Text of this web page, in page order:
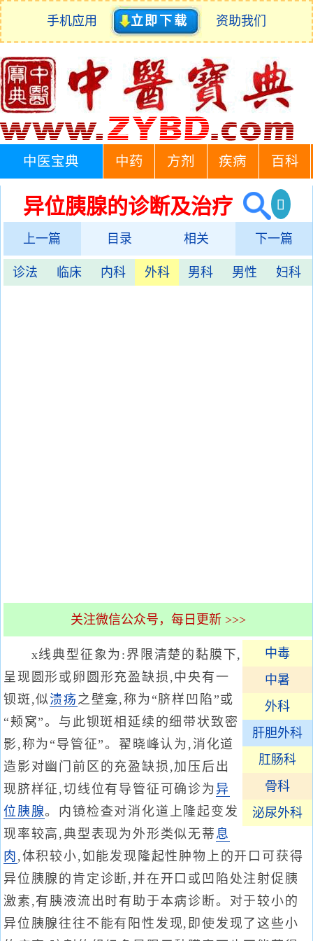
手机应用 立即下载 资助我们
中医宝典 中药 方剂 疾病 百科
异位胰腺的诊断及治疗
上一篇 目录 相关 下一篇
诊法 临床 内科 外科 男科 男性 妇科
关注微信公众号，每日更新 >>>
中毒
中暑
外科
肝胆外科
肛肠科
骨科
泌尿外科
x线典型征象为:界限清楚的黏膜下,
呈现圆形或卵圆形充盈缺损,中央有一
钡斑,似溃疡之壁龛,称为“脐样凹陷”或
“颊窝”。与此钡斑相延续的细带状致密
影,称为“导管征”。翟晓峰认为,消化道
造影对幽门前区的充盈缺损,加压后出
现脐样征,切线位有导管征可确诊为 异
位胰腺。内镜检查对消化道上隆起变发
现率较高,典型表现为外形类似无蒂 息
肉 ,体积较小,如能发现隆起性肿物上的开口可获得
异位胰腺的肯定诊断,并在开口或凹陷处注射促胰
激素,有胰液流出时有助于本病诊断。对于较小的
异位胰腺往往不能有阳性发现,即使发现了这些小